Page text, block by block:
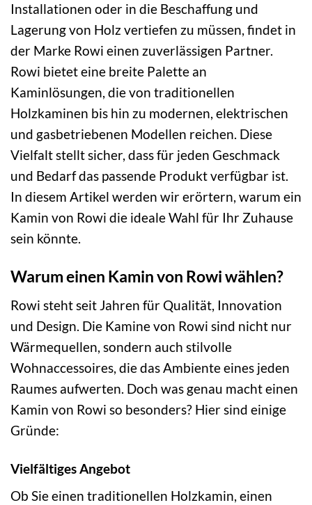
Installationen oder in die Beschaffung und
Lagerung von Holz vertiefen zu müssen, findet in
der Marke Rowi einen zuverlässigen Partner.
Rowi bietet eine breite Palette an
Kaminlösungen, die von traditionellen
Holzkaminen bis hin zu modernen, elektrischen
und gasbetriebenen Modellen reichen. Diese
Vielfalt stellt sicher, dass für jeden Geschmack
und Bedarf das passende Produkt verfügbar ist.
In diesem Artikel werden wir erörtern, warum ein
Kamin von Rowi die ideale Wahl für Ihr Zuhause
sein könnte.
Warum einen Kamin von Rowi wählen?
Rowi steht seit Jahren für Qualität, Innovation
und Design. Die Kamine von Rowi sind nicht nur
Wärmequellen, sondern auch stilvolle
Wohnaccessoires, die das Ambiente eines jeden
Raumes aufwerten. Doch was genau macht einen
Kamin von Rowi so besonders? Hier sind einige
Gründe:
Vielfältiges Angebot
Ob Sie einen traditionellen Holzkamin, einen